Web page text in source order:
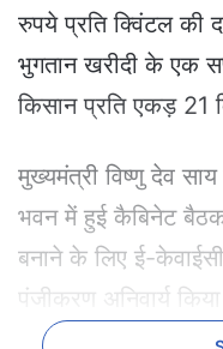
रुपये प्रति क्विंटल की
भुगतान खरीदी के एक
किसान प्रति एकड़ 21
मुख्यमंत्री विष्णु देव
भवन में हुई कैबिनेट बैठक
बनाने के लिए ई-
पंजीकरण अनिवार्य
2025 तक कराया जा